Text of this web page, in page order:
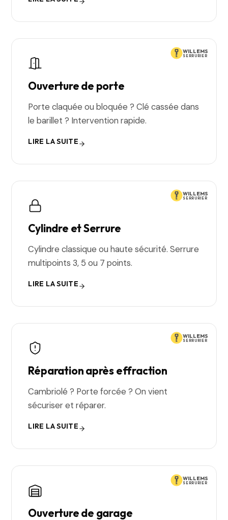
WILLEMS
SERRURIER
Ouverture de porte
Porte claquée ou bloquée ? Clé cassée dans
le barillet ? Intervention rapide.
LIRE LA SUITE
WILLEMS
SERRURIER
Cylindre et Serrure
Cylindre classique ou haute sécurité. Serrure
multipoints 3, 5 ou 7 points.
LIRE LA SUITE
WILLEMS
SERRURIER
Réparation après effraction
Cambriolé ? Porte forcée ? On vient
sécuriser et réparer.
LIRE LA SUITE
WILLEMS
SERRURIER
Ouverture de garage